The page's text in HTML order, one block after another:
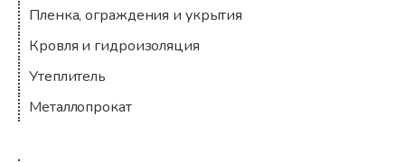
Пленка, ограждения и укрытия
Кровля и гидроизоляция
Утеплитель
Металлопрокат
Компания